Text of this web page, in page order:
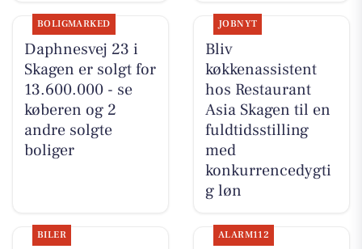
BOLIGMARKED
Daphnesvej 23 i
Skagen er solgt for
13.600.000 - se
køberen og 2
andre solgte
boliger
JOBNYT
Bliv
køkkenassistent
hos Restaurant
Asia Skagen til en
fuldtidsstilling
med
konkurrencedygti
g løn
BILER ALARM112